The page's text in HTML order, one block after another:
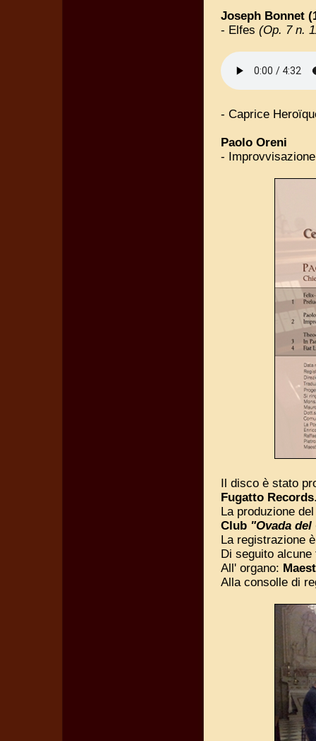
Joseph Bonnet
- Elfes (Op. 7 n.
- Caprice
Paolo Oreni
-
Il disco è stato
Fugatto Records
La produzione
Club "Ovada
La registrazione
Di seguito
All' organo:
Alla consolle di